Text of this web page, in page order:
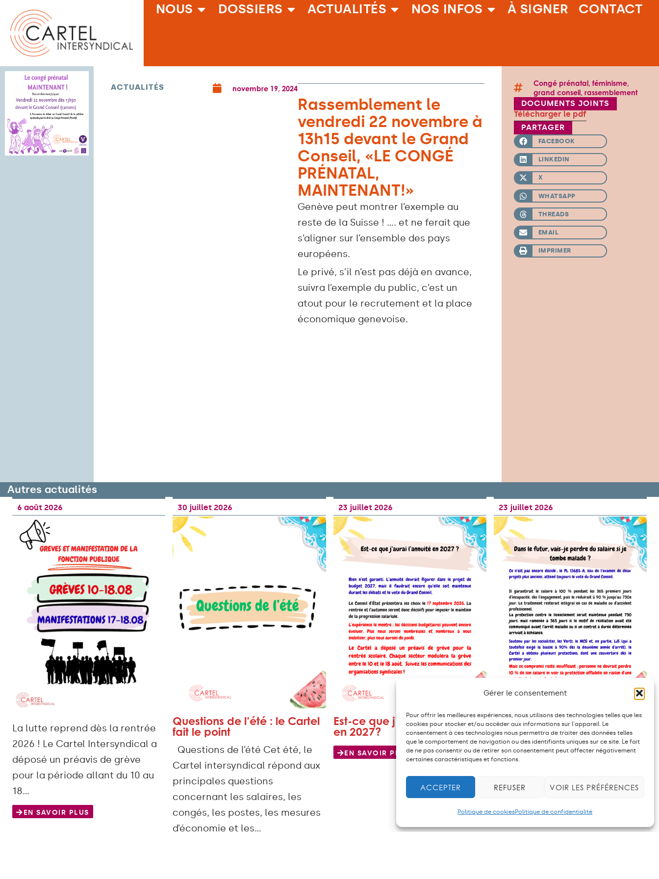
Gérer le consentement
Pour offrir les meilleures expériences, nous utilisons des technologies telles que les
cookies pour stocker et/ou accéder aux informations sur l'appareil. Le
consentement à ces technologies nous permettra de traiter des données telles
que le comportement de navigation ou des identifiants uniques sur ce site. Le fait
de ne pas consentir ou de retirer son consentement peut affecter négativement
certaines caractéristiques et fonctions.
ACCEPTER REFUSER VOIR LES PRÉFÉRENCES
Politique de cookiesPolitique de confidentialité
NOUS DOSSIERS ACTUALITÉS NOS INFOS À SIGNER CONTACT
ACTUALITÉS novembre 19, 2024
Rassemblement le
vendredi 22 novembre à
13h15 devant le Grand
Conseil, «LE CONGÉ
PRÉNATAL,
MAINTENANT!»
Genève peut montrer l’exemple au
reste de la Suisse ! …. et ne ferait que
s’aligner sur l’ensemble des pays
européens.
Le privé, s’il n’est pas déjà en avance,
suivra l’exemple du public, c’est un
atout pour le recrutement et la place
économique genevoise.
Congé prénatal , féminisme,
grand conseil , rassemblement
DOCUMENTS JOINTS
Télécharger le pdf
PARTAGER
FACEBOOK
LINKEDIN
X
WHATSAPP
THREADS
EMAIL
IMPRIMER
Autres actualités
6 août 2026
La lutte reprend dès la rentrée
2026 ! Le Cartel Intersyndical a
déposé un préavis de grève
pour la période allant du 10 au
18…
EN SAVOIR PLUS
30 juillet 2026
Questions de l’été : le Cartel
fait le point
Questions de l’été Cet été, le
Cartel intersyndical répond aux
principales questions
concernant les salaires, les
congés, les postes, les mesures
d’économie et les…
23 juillet 2026
Est-ce que j’aurai l’annuité
en 2027?
EN SAVOIR PLUS
23 juillet 2026
Dans le futur, vais-je perdre
du salaire si je tombe
malade ?
Pour en savoir plus, cliquez ici !